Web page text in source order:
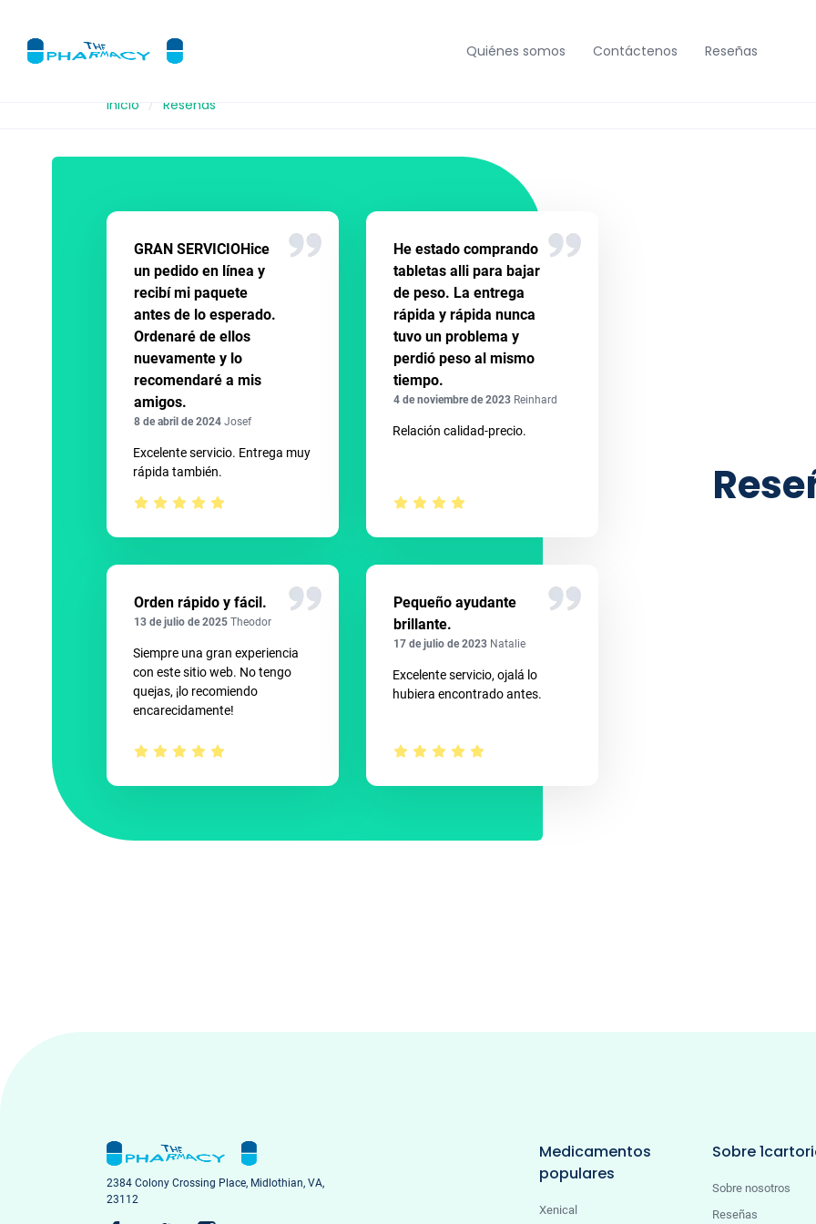
Quiénes somos Contáctenos Reseñas
Inicio Reseñas
GRAN SERVICIOHice
un pedido en línea y
recibí mi paquete
antes de lo esperado.
Ordenaré de ellos
nuevamente y lo
recomendaré a mis
amigos.
8 de abril de 2024 Josef
Excelente servicio. Entrega muy
rápida también.
He estado comprando
tabletas alli para bajar
de peso. La entrega
rápida y rápida nunca
tuvo un problema y
perdió peso al mismo
tiempo.
4 de noviembre de 2023 Reinhard
Relación calidad-precio.
Orden rápido y fácil.
13 de julio de 2025 Theodor
Siempre una gran experiencia
con este sitio web. No tengo
quejas, ¡lo recomiendo
encarecidamente!
Pequeño ayudante
brillante.
17 de julio de 2023 Natalie
Excelente servicio, ojalá lo
hubiera encontrado antes.
2384 Colony Crossing Place, Midlothian, VA,
23112
Medicamentos
populares
Xenical
Sobre
Sobre nosotros
Reseñas